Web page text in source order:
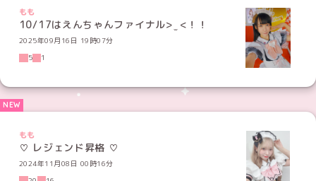
もも
10/17はえんちゃんファイナル> ̫ <！！
2025年09月16日 19時07分
5
1
もも
♡ レジェンド昇格 ♡
2024年11月08日 00時16分